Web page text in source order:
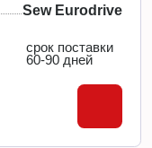
Sew Eurodrive
срок поставки
60-90 дней